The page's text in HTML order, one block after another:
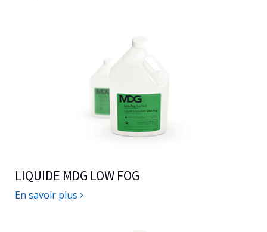
LIQUIDE MDG LOW FOG
En savoir plus